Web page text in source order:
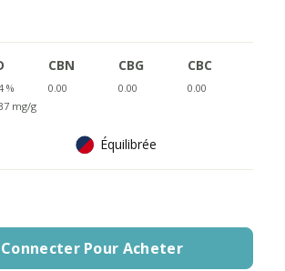
%
mg/g
CBN
0.00
CBG
0.00
CBC
0.00
Équilibrée
Connecter Pour Acheter